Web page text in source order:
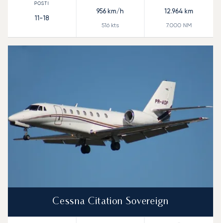
11-18
956 km/h
516kts
12.964 km
7.000 NM
Cessna Citation Sovereign